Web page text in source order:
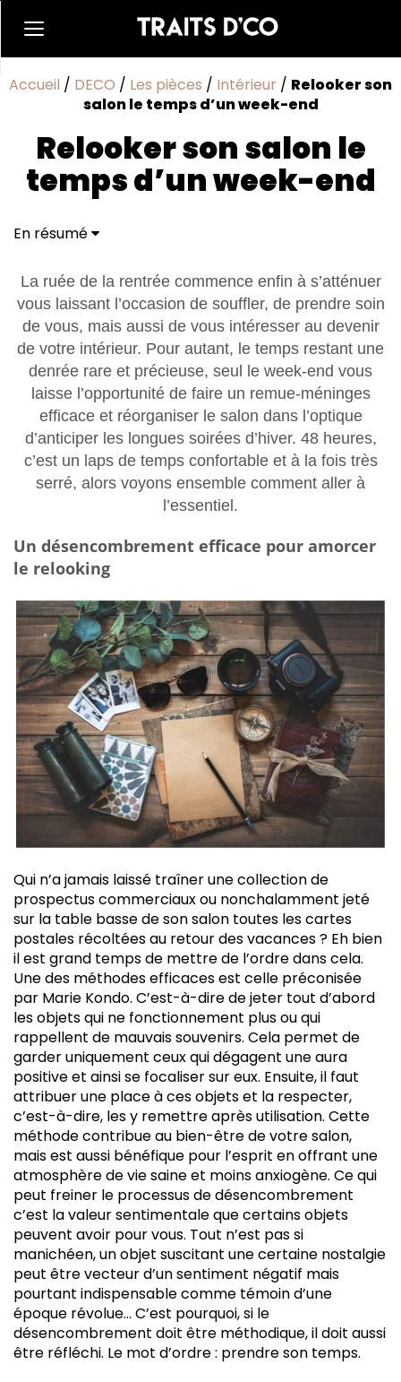
Accueil / DECO / Les pièces / Intérieur / Relooker son
salon le temps d’un week-end
Relooker son salon le
temps d’un week-end
En résumé
La ruée de la rentrée commence enfin à s’atténuer
vous laissant l’occasion de souffler, de prendre soin
de vous, mais aussi de vous intéresser au devenir
de votre intérieur. Pour autant, le temps restant une
denrée rare et précieuse, seul le week-end vous
laisse l’opportunité de faire un remue-méninges
efficace et réorganiser le salon dans l’optique
d’anticiper les longues soirées d’hiver. 48 heures,
c’est un laps de temps confortable et à la fois très
serré, alors voyons ensemble comment aller à
l’essentiel.
Un désencombrement efficace pour amorcer
le relooking
Qui n’a jamais laissé traîner une collection de
prospectus commerciaux ou nonchalamment jeté
sur la table basse de son salon toutes les cartes
postales récoltées au retour des vacances ? Eh bien
il est grand temps de mettre de l’ordre dans cela.
Une des méthodes efficaces est celle préconisée
par Marie Kondo. C’est-à-dire de jeter tout d’abord
les objets qui ne fonctionnement plus ou qui
rappellent de mauvais souvenirs. Cela permet de
garder uniquement ceux qui dégagent une aura
positive et ainsi se focaliser sur eux. Ensuite, il faut
attribuer une place à ces objets et la respecter,
c’est-à-dire, les y remettre après utilisation. Cette
méthode contribue au bien-être de votre salon,
mais est aussi bénéfique pour l’esprit en offrant une
atmosphère de vie saine et moins anxiogène. Ce qui
peut freiner le processus de désencombrement
c’est la valeur sentimentale que certains objets
peuvent avoir pour vous. Tout n’est pas si
manichéen, un objet suscitant une certaine nostalgie
peut être vecteur d’un sentiment négatif mais
pourtant indispensable comme témoin d’une
époque révolue… C’est pourquoi, si le
désencombrement doit être méthodique, il doit aussi
être réfléchi. Le mot d’ordre : prendre son temps.